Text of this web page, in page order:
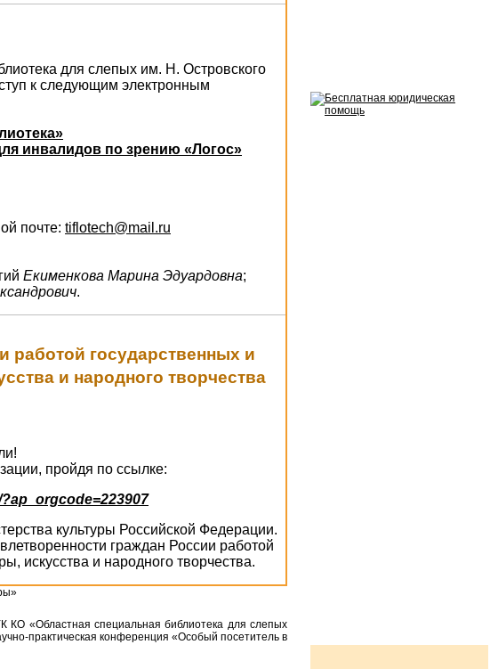
для слепых им. Н. Островского
к следующим электронным
инвалидов по зрению «Логос»
почте: tiflotech@mail.ru
Екименкова Марина Эдуардовна;
.
работой государственных и
и народного творчества
пройдя по ссылке:
культуры Российской Федерации.
граждан России работой
искусства и народного творчества.
КО «Областная специальная библиотека для слепых
практическая конференция «Особый посетитель в